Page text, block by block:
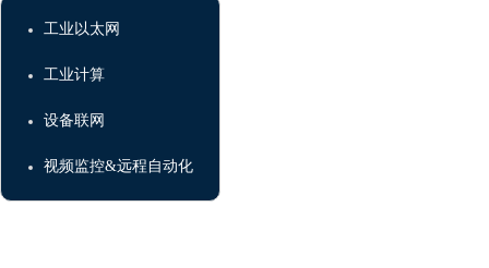
工业以太网
工业计算
设备联网
视频监控&远程自动化